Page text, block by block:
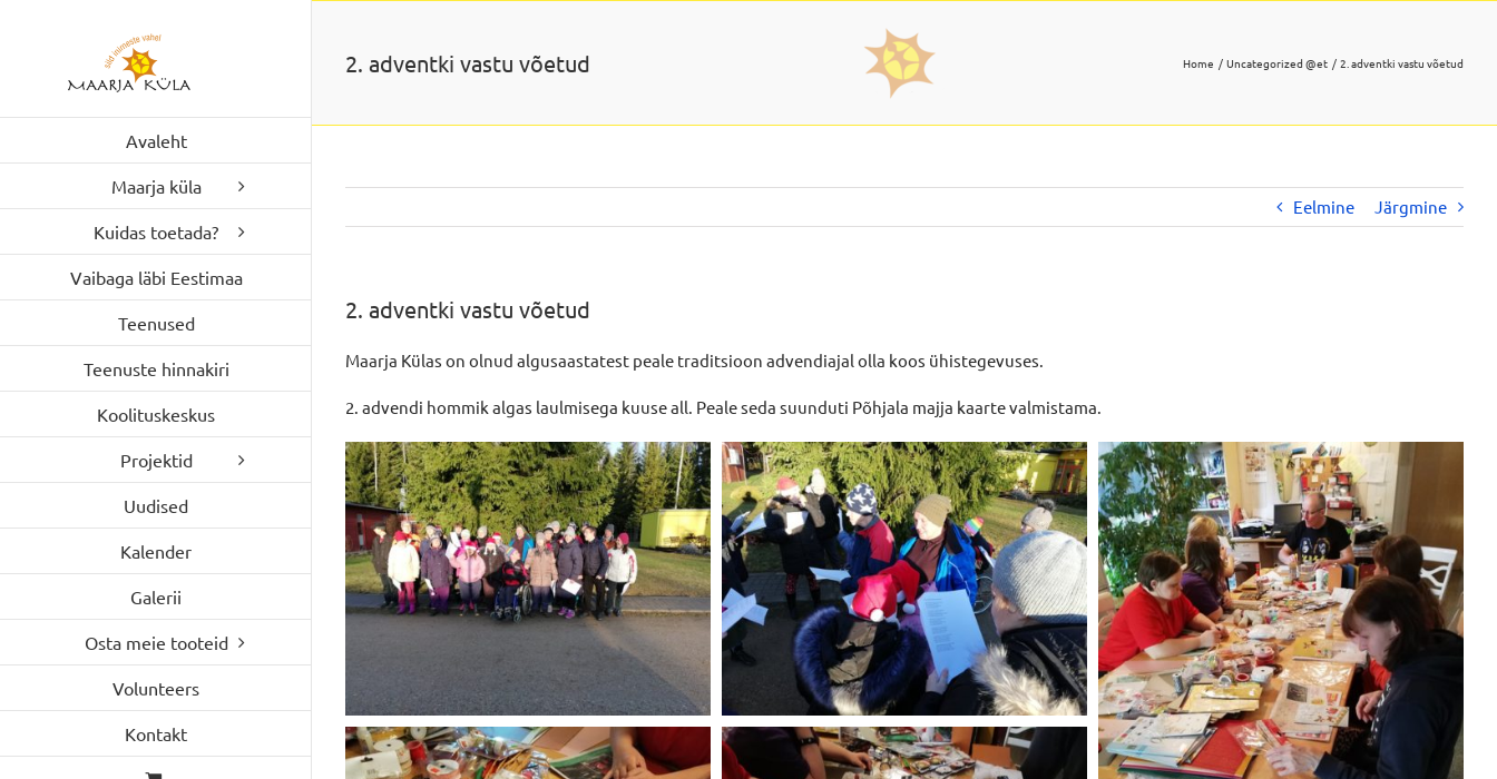
Avaleht
Maarja küla
Kuidas toetada?
Vaibaga läbi Eestimaa
Teenused
Teenuste hinnakiri
Koolituskeskus
Projektid
Uudised
Kalender
Galerii
Osta meie tooteid
Volunteers
Kontakt
2. adventki vastu võetud Home Uncategorized @et 2. adventki vastu võetud
Eelmine Järgmine
2. adventki vastu võetud
Maarja Külas on olnud algusaastatest peale traditsioon advendiajal olla koos ühistegevuses.
2. advendi hommik algas laulmisega kuuse all. Peale seda suunduti Põhjala majja kaarte valmistama.